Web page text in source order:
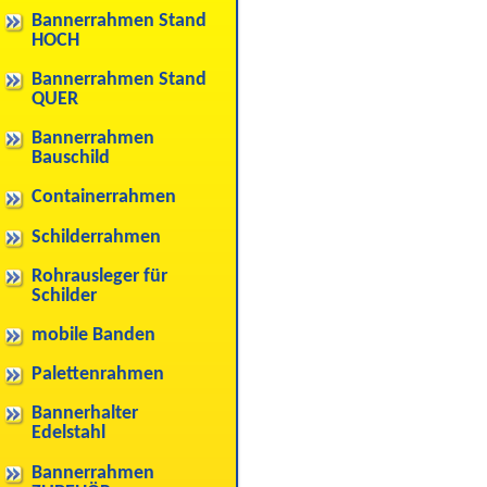
Bannerrahmen Stand
HOCH
Bannerrahmen Stand
QUER
Bannerrahmen
Bauschild
Containerrahmen
Schilderrahmen
Rohrausleger für
Schilder
mobile Banden
Palettenrahmen
Bannerhalter
Edelstahl
Bannerrahmen